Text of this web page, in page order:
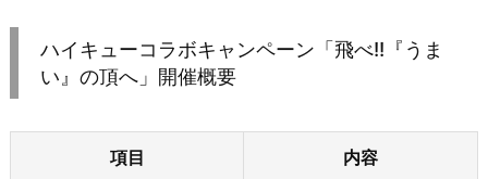
ハイキューコラボキャンペーン「飛べ!!『うま
い』の頂へ」開催概要
項目 内容